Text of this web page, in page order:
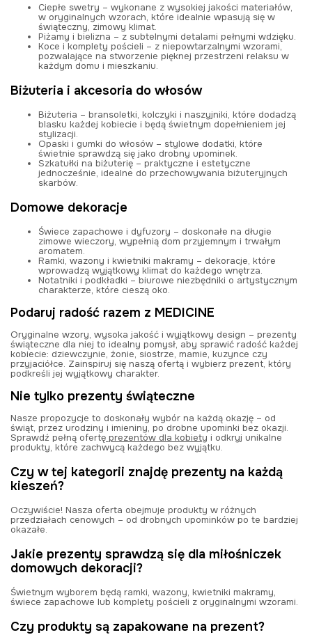
Ciepłe swetry – wykonane z wysokiej jakości materiałów,
w oryginalnych wzorach, które idealnie wpasują się w
świąteczny, zimowy klimat.
Piżamy i bielizna – z subtelnymi detalami pełnymi wdzięku.
Koce i komplety pościeli – z niepowtarzalnymi wzorami,
pozwalające na stworzenie pięknej przestrzeni relaksu w
każdym domu i mieszkaniu.
Biżuteria i akcesoria do włosów
Biżuteria – bransoletki, kolczyki i naszyjniki, które dodadzą
blasku każdej kobiecie i będą świetnym dopełnieniem jej
stylizacji.
Opaski i gumki do włosów – stylowe dodatki, które
świetnie sprawdzą się jako drobny upominek.
Szkatułki na biżuterię – praktyczne i estetyczne
jednocześnie, idealne do przechowywania biżuteryjnych
skarbów.
Domowe dekoracje
Świece zapachowe i dyfuzory – doskonałe na długie
zimowe wieczory, wypełnią dom przyjemnym i trwałym
aromatem.
Ramki, wazony i kwietniki makramy – dekoracje, które
wprowadzą wyjątkowy klimat do każdego wnętrza.
Notatniki i podkładki – biurowe niezbędniki o artystycznym
charakterze, które cieszą oko.
Podaruj radość razem z MEDICINE
Oryginalne wzory, wysoka jakość i wyjątkowy design – prezenty
świąteczne dla niej to idealny pomysł, aby sprawić radość każdej
kobiecie: dziewczynie, żonie, siostrze, mamie, kuzynce czy
przyjaciółce. Zainspiruj się naszą ofertą i wybierz prezent, który
podkreśli jej wyjątkowy charakter.
Nie tylko prezenty świąteczne
Nasze propozycje to doskonały wybór na każdą okazję – od
świąt, przez urodziny i imieniny, po drobne upominki bez okazji.
Sprawdź pełną ofertę prezentów dla kobiety i odkryj unikalne
produkty, które zachwycą każdego bez wyjątku.
Czy w tej kategorii znajdę prezenty na każdą
kieszeń?
Oczywiście! Nasza oferta obejmuje produkty w różnych
przedziałach cenowych – od drobnych upominków po te bardziej
okazałe.
Jakie prezenty sprawdzą się dla miłośniczek
domowych dekoracji?
Świetnym wyborem będą ramki, wazony, kwietniki makramy,
świece zapachowe lub komplety pościeli z oryginalnymi wzorami.
Czy produkty są zapakowane na prezent?